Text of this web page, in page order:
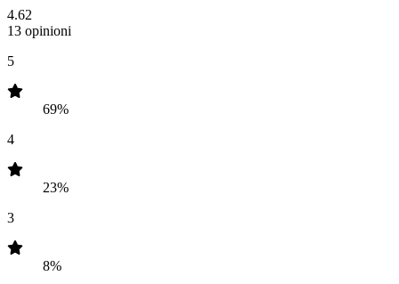
4.62
13 opinioni
5
69%
4
23%
3
8%